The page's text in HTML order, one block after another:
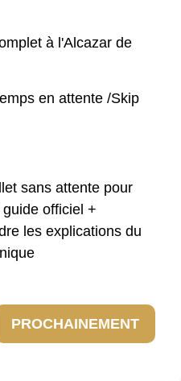
à l'Alcazar de
en attente /Skip
sans attente pour
officiel +
les explications du
PROCHAINEMENT